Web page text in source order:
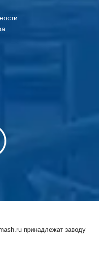
принадлежат заводу